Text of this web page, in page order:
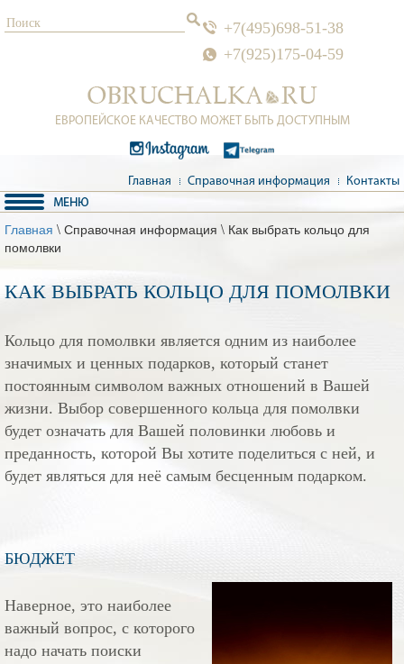
+7(495)698-51-38
+7(925)175-04-59
ЕВРОПЕЙСКОЕ КАЧЕСТВО МОЖЕТ БЫТЬ ДОСТУПНЫМ
Главная Справочная информация Контакты
Главная \ Справочная информация \ Как выбрать кольцо для
помолвки
КАК ВЫБРАТЬ КОЛЬЦО ДЛЯ ПОМОЛВКИ
Кольцо для помолвки является одним из наиболее
значимых и ценных подарков, который станет
постоянным символом важных отношений в Вашей
жизни. Выбор совершенного кольца для помолвки
будет означать для Вашей половинки любовь и
преданность, которой Вы хотите поделиться с ней, и
будет являться для неё самым бесценным подарком.
БЮДЖЕТ
Наверное, это наиболее
важный вопрос, с которого
надо начать поиски